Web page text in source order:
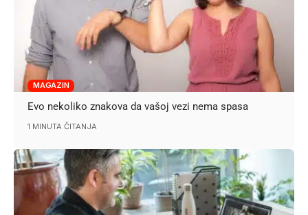
MAGAZIN
Evo nekoliko znakova da vašoj vezi nema spasa
1 MINUTA ČITANJA